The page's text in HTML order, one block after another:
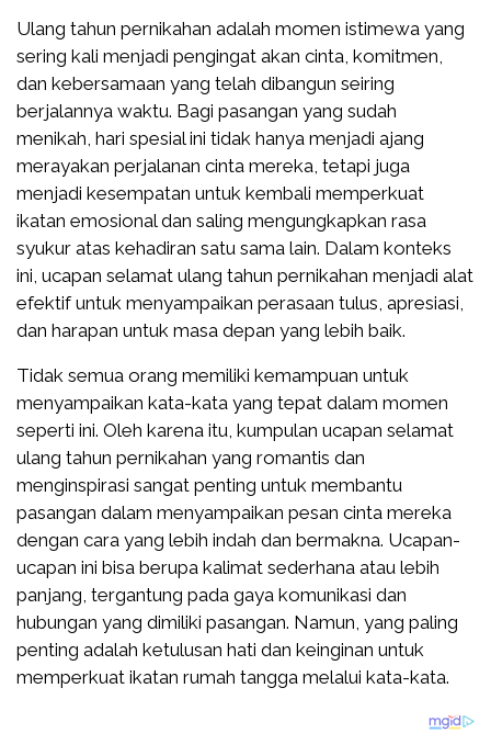
Ulang tahun pernikahan adalah momen istimewa yang
sering kali menjadi pengingat akan cinta, komitmen,
dan kebersamaan yang telah dibangun seiring
berjalannya waktu. Bagi pasangan yang sudah
menikah, hari spesial ini tidak hanya menjadi ajang
merayakan perjalanan cinta mereka, tetapi juga
menjadi kesempatan untuk kembali memperkuat
ikatan emosional dan saling mengungkapkan rasa
syukur atas kehadiran satu sama lain. Dalam konteks
ini, ucapan selamat ulang tahun pernikahan menjadi alat
efektif untuk menyampaikan perasaan tulus, apresiasi,
dan harapan untuk masa depan yang lebih baik.
Tidak semua orang memiliki kemampuan untuk
menyampaikan kata-kata yang tepat dalam momen
seperti ini. Oleh karena itu, kumpulan ucapan selamat
ulang tahun pernikahan yang romantis dan
menginspirasi sangat penting untuk membantu
pasangan dalam menyampaikan pesan cinta mereka
dengan cara yang lebih indah dan bermakna. Ucapan-
ucapan ini bisa berupa kalimat sederhana atau lebih
panjang, tergantung pada gaya komunikasi dan
hubungan yang dimiliki pasangan. Namun, yang paling
penting adalah ketulusan hati dan keinginan untuk
memperkuat ikatan rumah tangga melalui kata-kata.